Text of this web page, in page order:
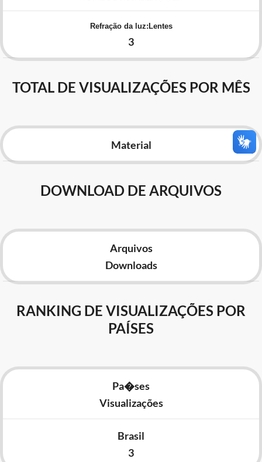
Advocacia-Geral da União
Planalto
Refração da luz:Lentes
3
TOTAL DE VISUALIZAÇÕES POR MÊS
Material
DOWNLOAD DE ARQUIVOS
Arquivos
Downloads
RANKING DE VISUALIZAÇÕES POR
PAÍSES
Pa�ses
Visualizações
Brasil
3